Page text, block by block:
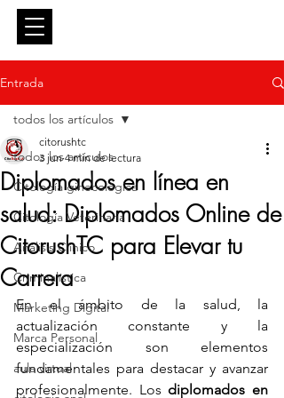
Entrada
todos los artículos
Citología ginecológica
Citología Veterinaria
Análisis Clínico
Criminalística
Marketing Digital
Marca Personal
aula virtual
todos los artículos
Diplomados en línea en
salud: Diplomados Online de
CitorushTC para Elevar tu
Carrera
citorushtc
3 jun 4 min de lectura
En el ámbito de la salud, la
actualización constante y la
especialización son elementos
fundamentales para destacar y avanzar
profesionalmente. Los diplomados en